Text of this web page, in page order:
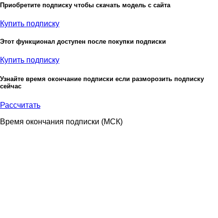
Приобретите подписку чтобы скачать модель с сайта
Купить подписку
Этот функционал доступен после покупки подписки
Купить подписку
Узнайте время окончание подписки если разморозить подписку
сейчас
Рассчитать
Время окончания подписки (МСК)